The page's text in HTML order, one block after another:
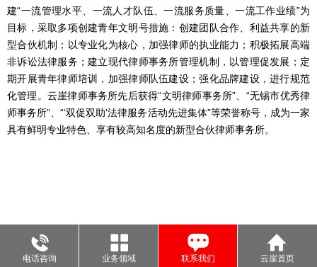
建“一流管理水平、一流人才队伍、一流服务质量、一流工作业绩”为
目标，采取多项创建青年文明号措施：创建团队合作、利益共享的新
型合伙机制；以专业化为核心，加强律师的执业能力；积极拓展高端
非诉讼法律服务；建立现代律师事务所管理机制，以管理促发展；定
期开展青年律师培训，加强律师队伍建设；强化品牌建设，进行规范
化管理。云崖律师事务所先后获得“文明律师事务所”、“无锡市优秀律
师事务所”、“‘双促双助’法律服务活动先进集体”等荣誉称号，成为一家
具有鲜明专业特色、享有较高知名度的新型合伙律师事务所。
电话咨询 业务领域 联系我们 云崖首页